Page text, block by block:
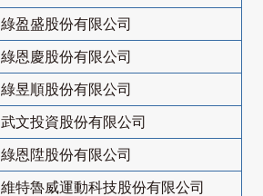
綠盈盛股份有限公司
綠恩慶股份有限公司
綠昱順股份有限公司
武文投資股份有限公司
綠恩陞股份有限公司
維特魯威運動科技股份有限公司